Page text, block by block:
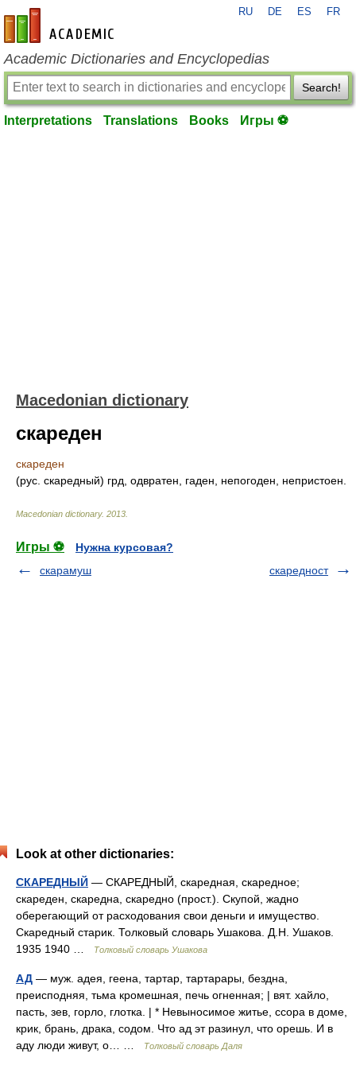
en-academic.com
RU DE ES FR
Academic Dictionaries and Encyclopedias
Search!
Interpretations Translations Books Игры ⚽
Macedonian dictionary
скареден
скареден
(рус. скаредный) грд, одвратен, гаден, непогоден, непристоен.
Macedonian dictionary. 2013
Игры ⚽
Нужна курсовая?
скарамуш
скаредност
Look at other dictionaries:
СКАРЕДНЫЙ — СКАРЕДНЫЙ, скаредная, скаредное;
скареден, скаредна, скаредно (прост.). Скупой, жадно
оберегающий от расходования свои деньги и имущество.
Скаредный старик. Толковый словарь Ушакова. Д.Н. Ушаков.
1935 1940 …
Толковый словарь Ушакова
АД — муж. адея, геена, тартар, тартарары, бездна,
преисподняя, тьма кромешная, печь огненная; | вят. хайло,
пасть, зев, горло, глотка. | * Невыносимое житье, ссора в доме,
крик, брань, драка, содом. Что ад эт разинул, что орешь. И в
аду люди живут, о… …
Толковый словарь Даля